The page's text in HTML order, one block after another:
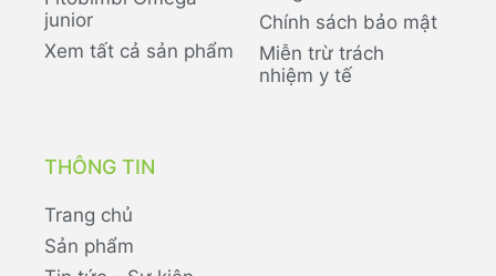
junior
Xem tất cả sản phẩm
Chính sách bảo mật
Miễn trừ trách
nhiệm y tế
THÔNG TIN
Trang chủ
Sản phẩm